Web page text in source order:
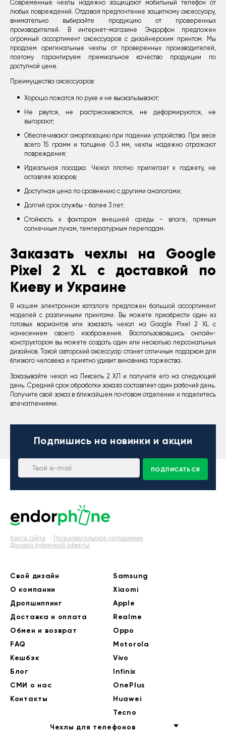
Современные чехлы надежно защищают мобильный телефон от
любых повреждений. Отдавая предпочтение защитному аксессуару,
внимательно выбирайте продукцию от проверенных
производителей. В интернет-магазине Эндорфон предложен
огромный ассортимент аксессуаров с дизайнерским принтом. Мы
продаем оригинальные чехлы от проверенных производителей,
поэтому гарантируем премиальное качество продукции по
доступной цене.
Преимущества аксессуаров:
Хорошо ложатся по руке и не выскальзывают;
Не рвутся, не растрескиваются, не деформируются, не
выгорают;
Обеспечивают амортизацию при падении устройства. При весе
всего 15 грамм и толщине 0.3 мм, чехлы надежно отражают
повреждения;
Идеальная посадка. Чехол плотно прилегает к гаджету, не
оставляя зазоров;
Доступная цена по сравнению с другими аналогами;
Долгий срок службы - более 3 лет;
Стойкость к факторам внешней среды - влаге, прямым
солнечным лучам, температурным перепадам.
Заказать чехлы на Google
Pixel 2 XL с доставкой по
Киеву и Украине
В нашем электронном каталоге предложен большой ассортимент
моделей с различными принтами. Вы можете приобрести один из
готовых вариантов или заказать чехол на Google Pixel 2 XL с
нанесением своего изображения. Воспользовавшись онлайн-
конструктором вы можете создать один или несколько персональных
дизайнов. Такой авторский аксессуар станет отличным подарком для
близкого человека и приятно удивит виновника торжества.
Заказывайте чехол на Пиксель 2 ХЛ и получите его на следующий
день. Средний срок обработки заказа составляет один рабочий день.
Получите свой заказ в ближайшем почтовом отделении и поделитесь
впечатлениями.
Подпишись на новинки и акции
ПОДПИСАТЬСЯ
Карта сайта
Пользовательское соглашение
Договор публичной оферты
Свой дизайн
О компании
Дропшиппинг
Доставка и оплата
Обмен и возврат
FAQ
Кешбэк
Блог
СМИ о нас
Контакты
Samsung
Xiaomi
Apple
Realme
Oppo
Motorola
Vivo
Infinix
OnePlus
Huawei
Tecno
Чехлы для телефонов